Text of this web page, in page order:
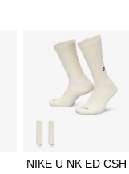
第一商業銀行
彰化商業銀行
NIKE U NK ED CSH